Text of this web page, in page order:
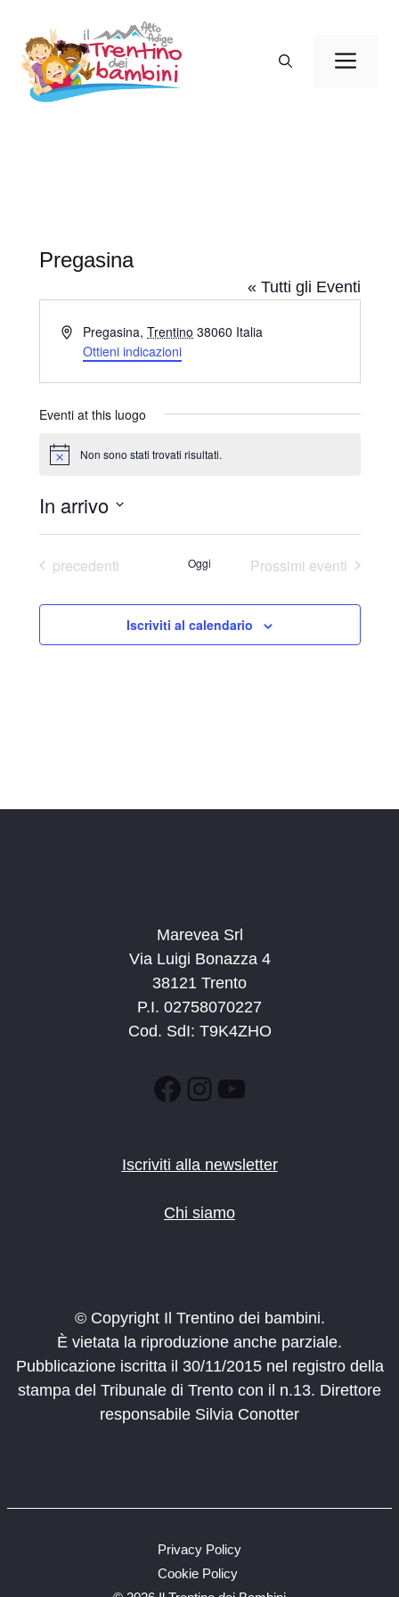
contenuto
Pregasina
« Tutti gli Eventi
I
i
r
z
z
Pregasina, Trentino 38060 Italia
Ottieni indicazioni
Eventi at this luogo
N
i
c
e
Non sono stati trovati risultati.
In arrivo
S
e
i
Eventi
precedenti Oggi Prossimi eventi
Iscriviti al calendario
Marevea Srl
Via Luigi Bonazza 4
38121 Trento
P.I. 02758070227
Cod. SdI: T9K4ZHO
Facebook
Instagram
YouTube
Iscriviti alla newsletter
Chi siamo
© Copyright Il Trentino dei bambini.
È vietata la riproduzione anche parziale.
Pubblicazione iscritta il 30/11/2015 nel registro della
stampa del Tribunale di Trento con il n.13. Direttore
responsabile Silvia Conotter
Privacy Policy
Cookie Policy